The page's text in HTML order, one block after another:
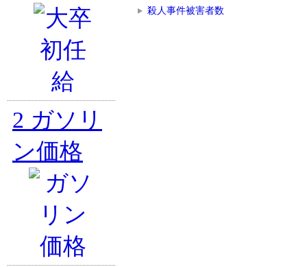
殺人事件被害者数
2 ガソリ
ン価格